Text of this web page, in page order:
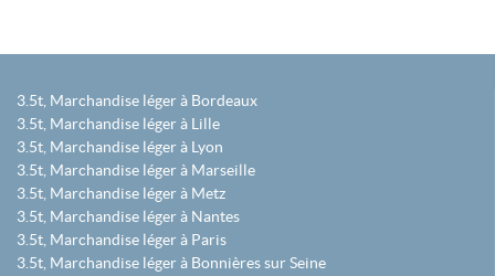
3.5t, Marchandise léger à Bordeaux
3.5t, Marchandise léger à Lille
3.5t, Marchandise léger à Lyon
3.5t, Marchandise léger à Marseille
3.5t, Marchandise léger à Metz
3.5t, Marchandise léger à Nantes
3.5t, Marchandise léger à Paris
3.5t, Marchandise léger à Bonnières sur Seine